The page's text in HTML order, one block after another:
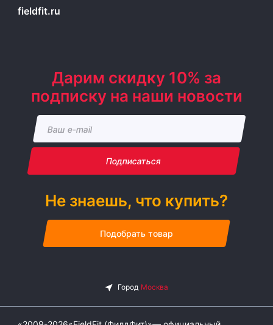
fieldfit.ru
Дарим скидку 10% за
подписку на наши новости
Подписаться
Не знаешь, что купить?
Подобрать товар